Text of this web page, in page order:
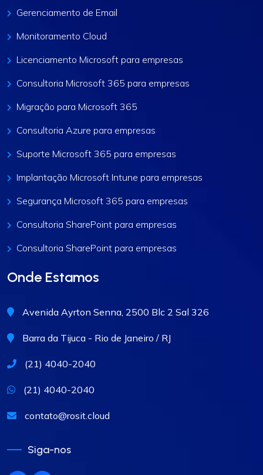
Gerenciamento de Email
Monitoramento Cloud
Licenciamento Microsoft para empresas
Consultoria Microsoft 365 para empresas
Migração para Microsoft 365
Consultoria Azure para empresas
Suporte Microsoft 365 para empresas
Implantação Microsoft Intune para empresas
Segurança Microsoft 365 para empresas
Consultoria SharePoint para empresas
Consultoria SharePoint para empresas
Onde Estamos
Avenida Ayrton Senna, 2500 Blc 2 Sal 326
Barra da Tijuca - Rio de Janeiro / RJ
(21) 4040-2040
(21) 4040-2040
contato@rosit.cloud
Siga-nos